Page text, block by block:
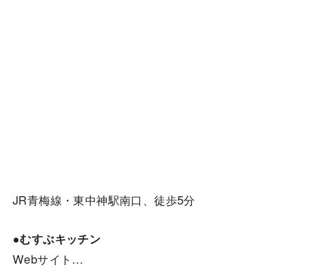
JR青梅線・東中神駅南口、徒歩5分
●むすぶキッチン
Webサイト…